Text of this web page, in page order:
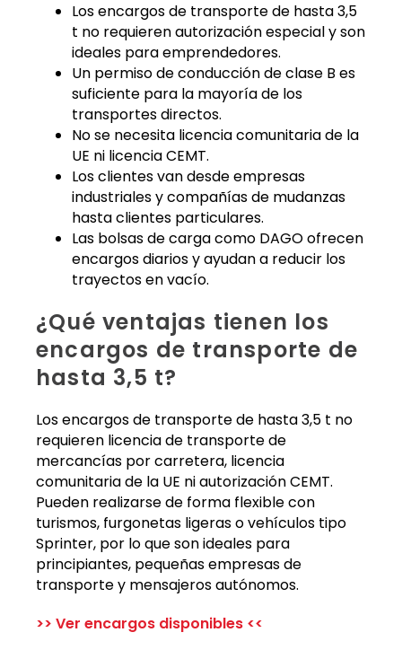
Los encargos de transporte de hasta 3,5
t no requieren autorización especial y son
ideales para emprendedores.
Un permiso de conducción de clase B es
suficiente para la mayoría de los
transportes directos.
No se necesita licencia comunitaria de la
UE ni licencia CEMT.
Los clientes van desde empresas
industriales y compañías de mudanzas
hasta clientes particulares.
Las bolsas de carga como DAGO ofrecen
encargos diarios y ayudan a reducir los
trayectos en vacío.
¿Qué ventajas tienen los
encargos de transporte de
hasta 3,5 t?
Los encargos de transporte de hasta 3,5 t no
requieren licencia de transporte de
mercancías por carretera, licencia
comunitaria de la UE ni autorización CEMT.
Pueden realizarse de forma flexible con
turismos, furgonetas ligeras o vehículos tipo
Sprinter, por lo que son ideales para
principiantes, pequeñas empresas de
transporte y mensajeros autónomos.
>> Ver encargos disponibles <<